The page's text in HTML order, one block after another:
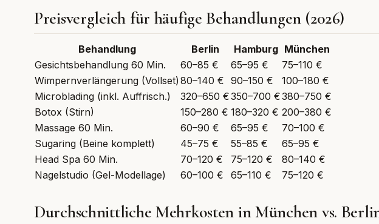
Preisvergleich für häufige Behandlungen (2026)
Behandlung Berlin Hamburg München
Gesichtsbehandlung 60 Min.
60–85 € 65–95 €
75–110 €
Wimpernverlängerung (Vollset)80–140 € 90–150 €
100–180 €
Microblading (inkl. Auffrisch.)
320–650 €350–700 €380–750 €
Botox (Stirn)
150–280 € 180–320 € 200–380 €
Massage 60 Min.
60–90 € 65–95 €
70–100 €
Sugaring (Beine komplett)
45–75 € 55–85 €
65–95 €
Head Spa 60 Min.
70–120 € 75–120 €
80–140 €
Nagelstudio (Gel-Modellage)
60–100 € 65–110 € 75–120 €
Durchschnittliche Mehrkosten in München vs.